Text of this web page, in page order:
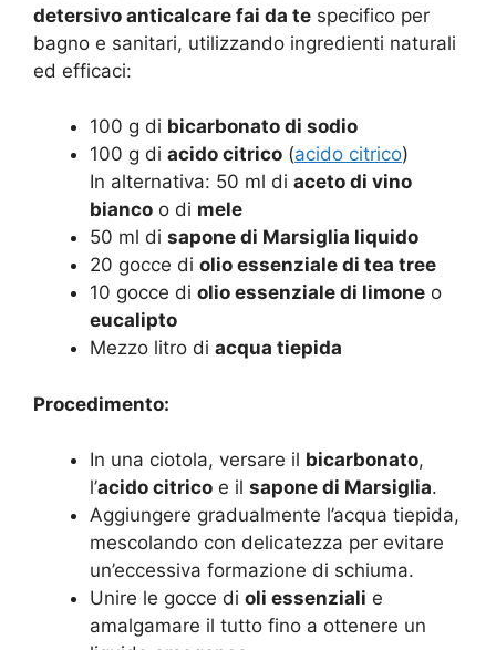
detersivo anticalcare fai da te specifico per
bagno e sanitari, utilizzando ingredienti naturali
ed efficaci:
100 g di bicarbonato di sodio
100 g di acido citrico (acido citrico)
In alternativa: 50 ml di aceto di vino
bianco o di mele
50 ml di sapone di Marsiglia liquido
20 gocce di olio essenziale di tea tree
10 gocce di olio essenziale di limone o
eucalipto
Mezzo litro di acqua tiepida
Procedimento:
In una ciotola, versare il bicarbonato,
l’acido citrico e il sapone di Marsiglia.
Aggiungere gradualmente l’acqua tiepida,
mescolando con delicatezza per evitare
un’eccessiva formazione di schiuma.
Unire le gocce di oli essenziali e
amalgamare il tutto fino a ottenere un